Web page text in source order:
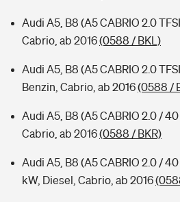
Audi A5, B8 (A5 CABRIO 2.0
Cabrio, ab 2016(0588 / BKL)
Audi A5, B8 (A5 CABRIO 2.0
Benzin, Cabrio, ab 2016(0588 /
Audi A5, B8 (A5 CABRIO 2.0 / 40
Cabrio, ab 2016(0588 / BKR)
Audi A5, B8 (A5 CABRIO 2.0 /
kW, Diesel, Cabrio, ab 2016